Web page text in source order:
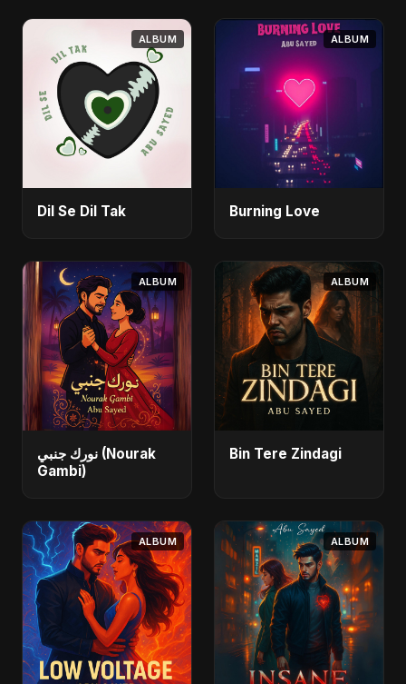
ALBUM
Dil Se Dil Tak
ALBUM
Burning Love
ALBUM
نورك جنبي (Nourak
Gambi)
ALBUM
Bin Tere Zindagi
ALBUM ALBUM